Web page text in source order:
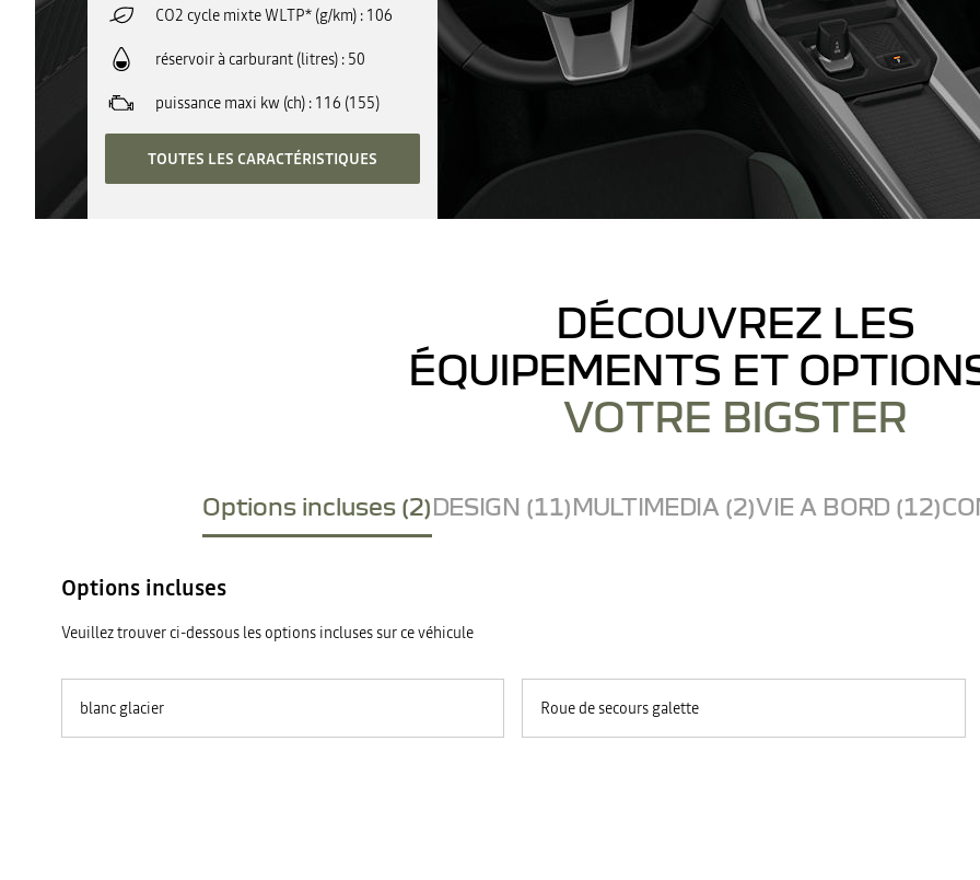
CO2 cycle mixte WLTP* (g/km) 106
réservoir à carburant (litres) 50
puissance maxi kw (ch) 116 (155)
TOUTES LES CARACTÉRISTIQUES
DÉCOUVREZ LES
ÉQUIPEMENTS ET
VOTRE BIGSTER
Options incluses (2)DESIGN (11)MULTIMEDIA (2)VIE A BORD (12)
Options incluses
Veuillez trouver ci-dessous les options incluses sur ce véhicule
blanc glacier Roue de secours galette